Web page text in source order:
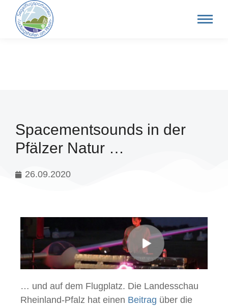
Spacementsounds in der
Pfälzer Natur …
26.09.2020
… und auf dem Flugplatz. Die Landesschau
Rheinland-Pfalz hat einen Beitrag über die